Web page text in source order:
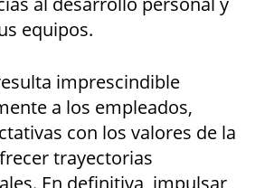
equipos.
imprescindible
a los empleados,
con los valores de la
trayectorias
En definitiva, impulsar